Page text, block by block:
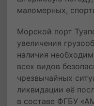
маломерных,
Морской порт
увеличения
наличия
всех видов
чрезвычайных
ликвидации её
в составе ФГБУ